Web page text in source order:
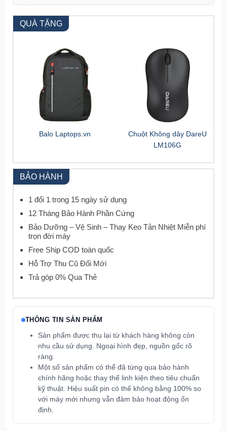
QUÀ TẶNG
Balo Laptops.vn
Chuột Không dây DareU
LM106G
BẢO HÀNH
1 đổi 1 trong 15 ngày sử dụng
12 Tháng Bảo Hành Phần Cứng
Bảo Dưỡng – Vệ Sinh – Thay Keo Tản Nhiệt Miễn phí
trọn đời máy
Free Ship COD toàn quốc
Hỗ Trợ Thu Cũ Đổi Mới
Trả góp 0% Qua Thẻ
THÔNG TIN SẢN PHẨM
Sản phẩm được thu lại từ khách hàng không còn
nhu cầu sử dụng. Ngoại hình đẹp, nguồn gốc rõ
ràng.
Một số sản phẩm có thể đã từng qua bảo hành
chính hãng hoặc thay thế linh kiện theo tiêu chuẩn
kỹ thuật. Hiệu suất pin có thể không bằng 100% so
với máy mới nhưng vẫn đảm bảo hoạt động ổn
định.